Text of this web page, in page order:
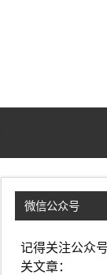
微信公众号
记得关注公众
关文章：